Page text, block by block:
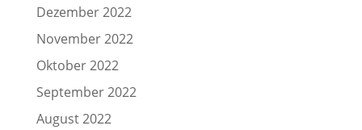
Dezember 2022
November 2022
Oktober 2022
September 2022
August 2022